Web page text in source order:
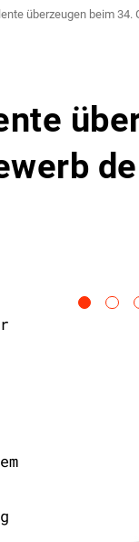
überzeugen beim